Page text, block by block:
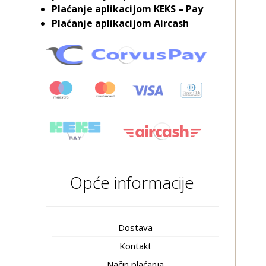
Plaćanje aplikacijom KEKS – Pay
Plaćanje aplikacijom Aircash
Opće informacije
Dostava
Kontakt